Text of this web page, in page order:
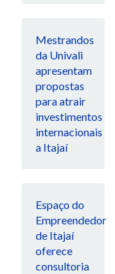
Mestrandos
da Univali
apresentam
propostas
para atrair
investimentos
internacionais
a Itajaí
Espaço do
Empreendedor
de Itajaí
oferece
consultoria